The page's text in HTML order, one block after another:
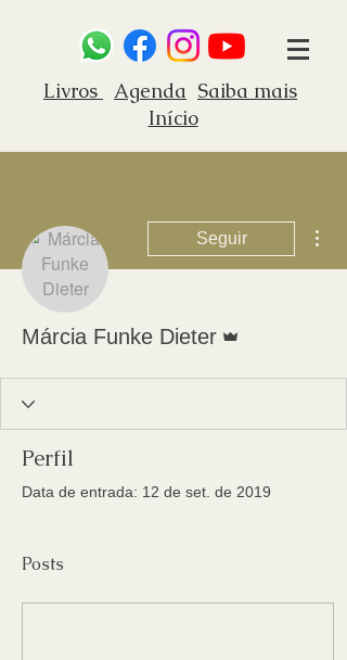
Livros Agenda Saiba mais
Início
Seguir
Márcia Funke Dieter
Perfil
Data de entrada: 12 de set. de 2019
Posts